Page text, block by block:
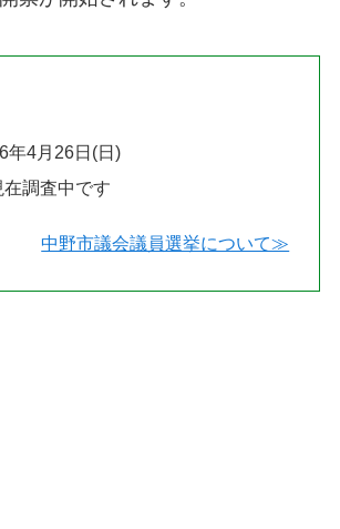
年4月26日(日)
調査中です
中野市議会議員選挙について≫